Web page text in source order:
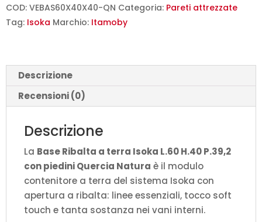
Isoka
L.60
con
piedini
Quercia
Natura
quantità
COD: VEBAS60X40X40-QN Categoria: Pareti attrezzate
Tag: Isoka Marchio: Itamoby
Descrizione
Recensioni (0)
Descrizione
La Base Ribalta a terra Isoka L.60 H.40 P.39,2
con piedini Quercia Natura è il modulo
contenitore a terra del sistema Isoka con
apertura a ribalta: linee essenziali, tocco soft
touch e tanta sostanza nei vani interni.